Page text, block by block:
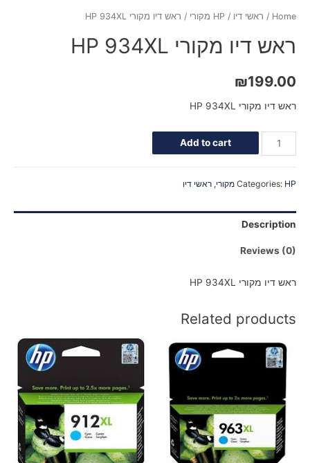
Home
/ ראשי דיו / HP מקורי / ראש דיו מקורי HP 934XL
ראש דיו מקורי HP 934XL
₪199.00
ראש דיו מקורי HP 934XL
Add to cart
Categories: HP מקורי , ראשי דיו
Description
Reviews (0)
ראש דיו מקורי HP 934XL
Related products